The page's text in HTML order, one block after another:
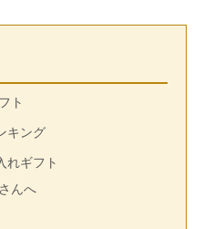
ト
キング
れギフト
んへ